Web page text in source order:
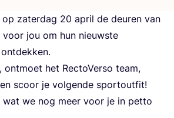
op zater­dag 20 april de deu­ren van
jou om hun nieuw­ste
ont­moet het Rec­to­Ver­so team,
scoor je vol­gen­de sportoutfit!
wat we nog meer voor je in pet­to